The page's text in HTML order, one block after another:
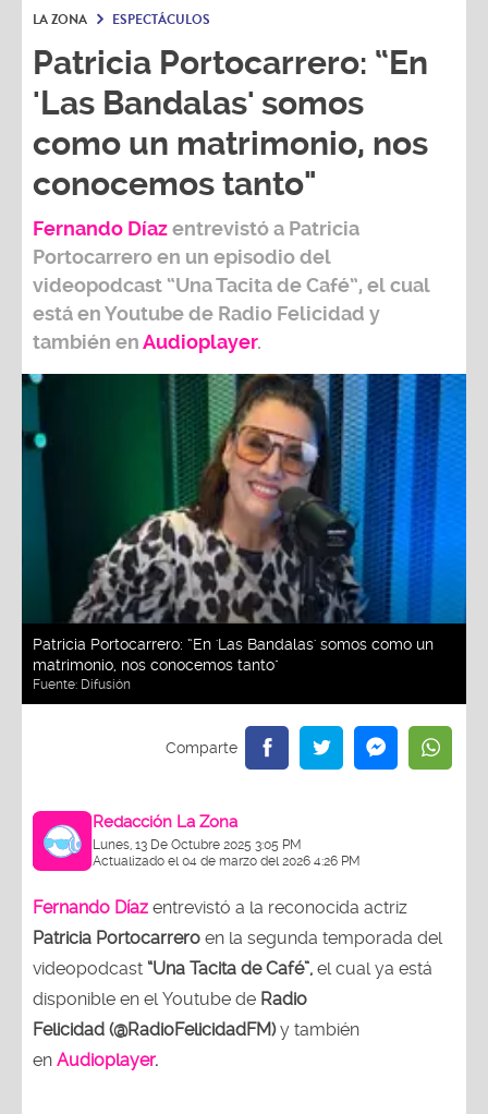
LA ZONA ESPECTÁCULOS
Patricia Portocarrero: “En
'Las Bandalas' somos
como un matrimonio, nos
conocemos tanto"
Fernando Díazentrevistó a Patricia
Portocarreroen un episodio del
videopodcast “Una Tacita de Café”, el cual
está en Youtube de Radio Felicidad y
también enAudioplayer.
Patricia Portocarrero: “En 'Las Bandalas' somos como un
matrimonio, nos conocemos tanto"
Fuente: Difusión
Redacción La Zona
Lunes, 13 De Octubre 2025 3:05 PM
Actualizado el 04 de marzo del 2026 4:26 PM
Fernando Díaz entrevistó a la reconocida actriz
Patricia Portocarrero en la segunda temporada del
videopodcast “Una Tacita de Café”, el cual ya está
disponible en el Youtube de Radio
Felicidad (@RadioFelicidadFM)y también
en Audioplayer.